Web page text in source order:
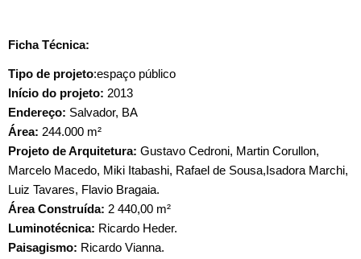
Ficha Técnica:
Tipo de projeto:espaço público
Início do projeto: 2013
Endereço: Salvador, BA
Área: 244.000 m²
Projeto de Arquitetura: Gustavo Cedroni, Martin Corullon,
Marcelo Macedo, Miki Itabashi, Rafael de Sousa,Isadora Marchi,
Luiz Tavares, Flavio Bragaia.
Área Construída: 2 440,00 m²
Luminotécnica: Ricardo Heder.
Paisagismo: Ricardo Vianna.